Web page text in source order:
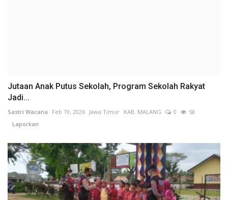
Jutaan Anak Putus Sekolah, Program Sekolah Rakyat
Jadi...
Sastri Wacana Feb 19, 2026 Jawa Timur KAB. MALANG 0
58
Laporkan